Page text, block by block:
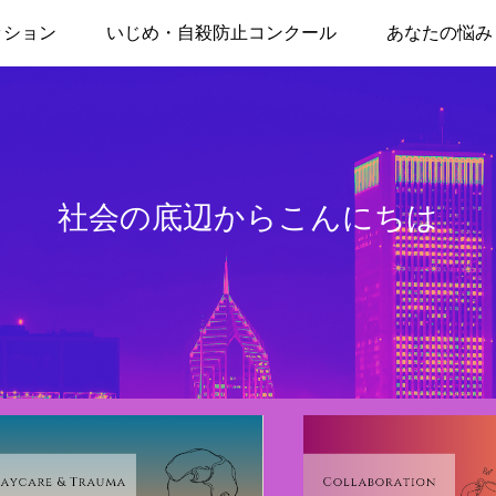
社会の底辺からこんにちは
ョン いじめ・自殺防止コンクール あなたの悩